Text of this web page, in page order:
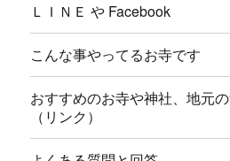
ＬＩＮＥ や Facebook
こんな事やってるお寺です
おすすめのお寺や神社、地元
（リンク）